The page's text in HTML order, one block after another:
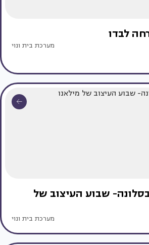
לבדו
מערכת בית ונוי
בסלונה- שבוע העיצוב של
מערכת בית ונוי